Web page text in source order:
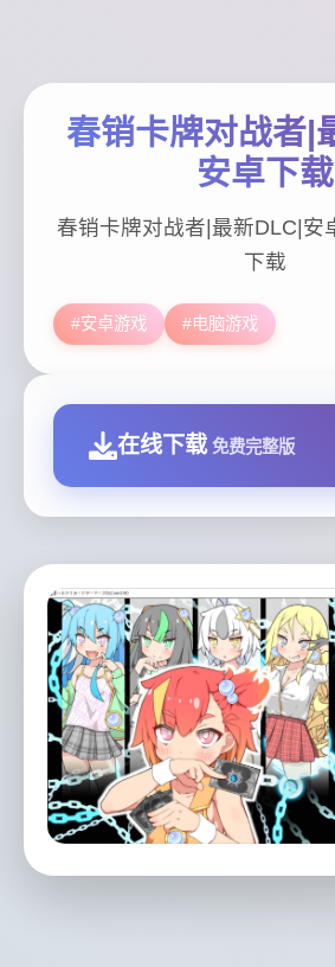
春销卡牌对战者|
安卓下载
春销卡牌对战者|最新DLC|安
下载
#安卓游戏 #电脑游戏
在线下载 免费完整版